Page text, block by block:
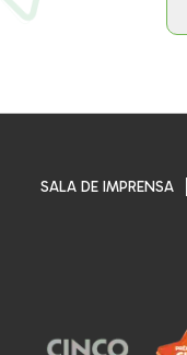
SALA DE IMPRENSA